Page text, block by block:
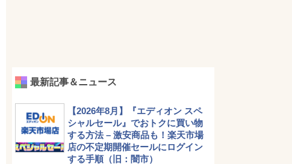
最新記事＆ニュース
【2026年8月】『エディオン スペ
シャルセール』でおトクに買い物
する方法 – 激安商品も！楽天市場
店の不定期開催セールにログイン
する手順（旧：闇市）